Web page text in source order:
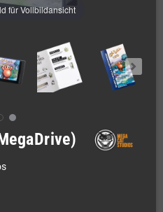
für Vollbildansicht